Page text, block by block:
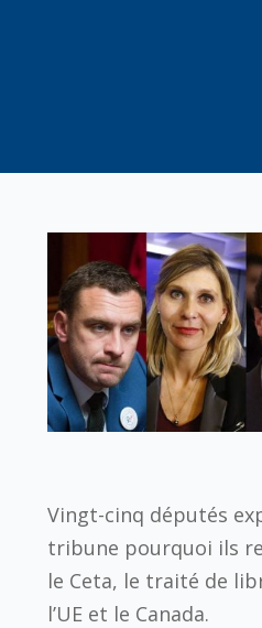
Vingt-cinq députés
tribune pourquoi ils
le Ceta, le traité de
l’UE et le Canada.